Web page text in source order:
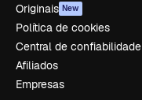
Originais New
Política de cookies
Central de confiabilidade
Afiliados
Empresas